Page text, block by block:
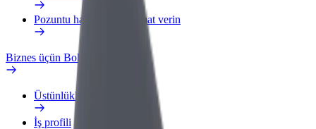
Pozuntu haqqında məlumat verin
Biznes üçün Bolt
Üstünlüklər
İş profili